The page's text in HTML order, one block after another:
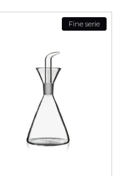
Fine serie